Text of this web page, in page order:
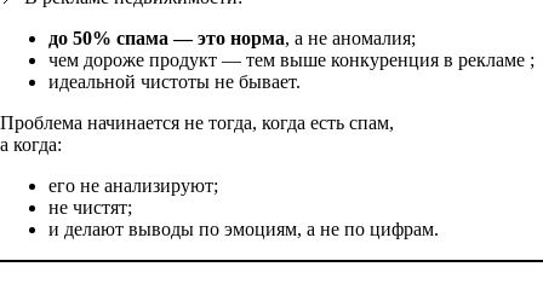
до 50% спама — это норма, а не аномалия;
чем дороже продукт — тем выше конкуренция в рекламе ;
идеальной чистоты не бывает.
Проблема начинается не тогда, когда есть спам,
а когда:
его не анализируют;
не чистят;
и делают выводы по эмоциям, а не по цифрам.